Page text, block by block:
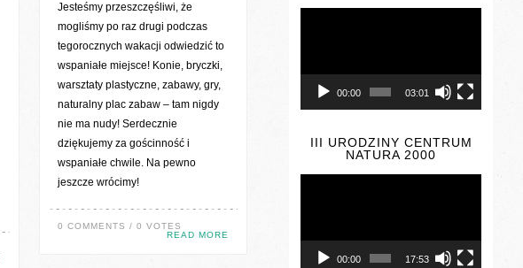
00:00 03:01
III URODZINY CENTRUM
NATURA 2000
00:00 17:53
Jesteśmy przeszczęśliwi, że
mogliśmy po raz drugi podczas
tegorocznych wakacji odwiedzić to
wspaniałe miejsce! Konie, bryczki,
warsztaty plastyczne, zabawy, gry,
naturalny plac zabaw – tam nigdy
nie ma nudy! Serdecznie
dziękujemy za gościnność i
wspaniałe chwile. Na pewno
jeszcze wrócimy!
0 COMMENTS / 0 VOTES
READ MORE